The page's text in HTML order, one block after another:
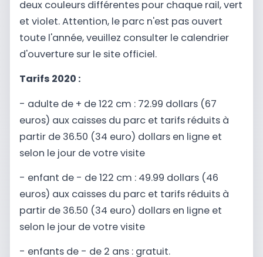
deux couleurs différentes pour chaque rail, vert
et violet. Attention, le parc n'est pas ouvert
toute l'année, veuillez consulter le calendrier
d'ouverture sur le site officiel.
Tarifs 2020 :
- adulte de + de 122 cm : 72.99 dollars (67
euros) aux caisses du parc et tarifs réduits à
partir de 36.50 (34 euro) dollars en ligne et
selon le jour de votre visite
- enfant de - de 122 cm : 49.99 dollars (46
euros) aux caisses du parc et tarifs réduits à
partir de 36.50 (34 euro) dollars en ligne et
selon le jour de votre visite
- enfants de - de 2 ans : gratuit.